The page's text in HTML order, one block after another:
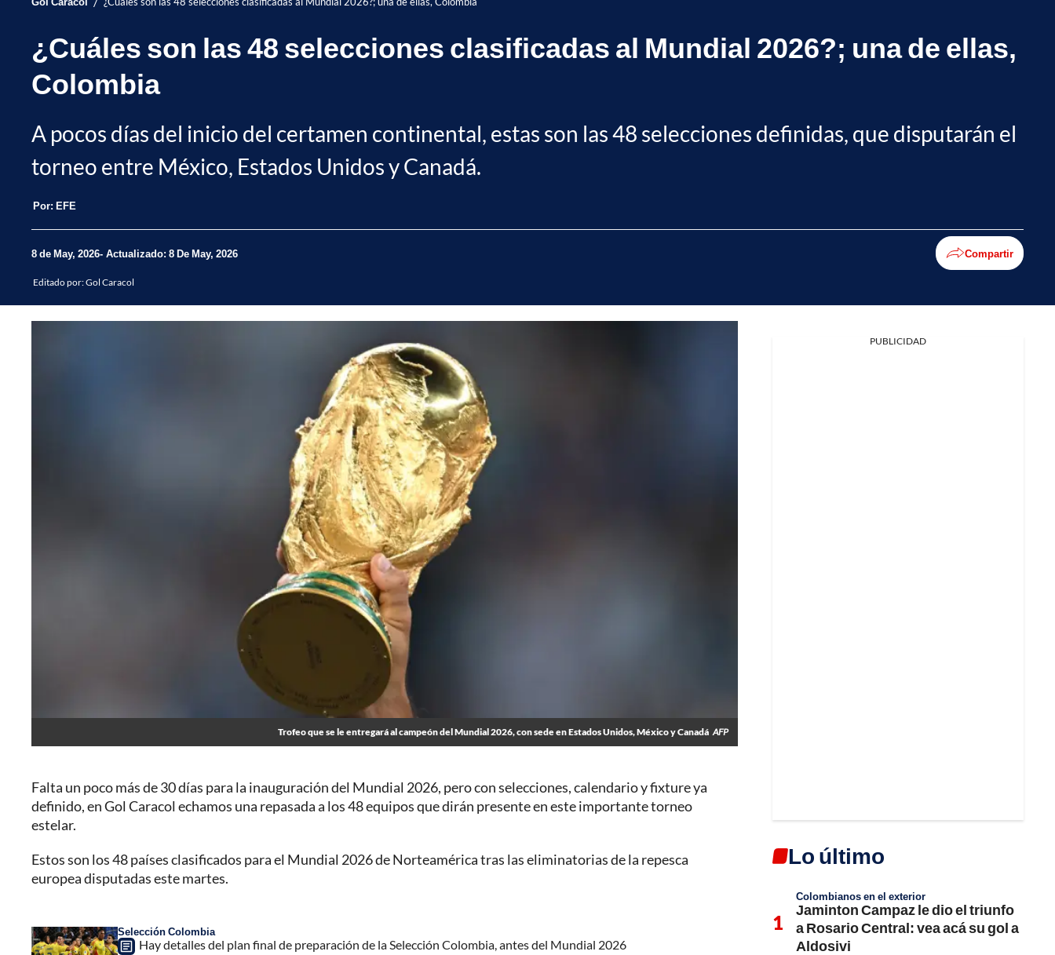
¿Cuáles son las 48 selecciones clasificadas al Mundial 2026?; una de ellas,
Colombia
A pocos días del inicio del certamen continental, estas son las 48 selecciones definidas, que disputarán el
torneo entre México, Estados Unidos y Canadá.
Por: EFE
8 de May, 2026 Actualizado: 8 De May, 2026 Compartir
Editado por:Gol Caracol
Trofeo que se le entregará al campeón del Mundial 2026, con sede en Estados Unidos, México y Canadá AFP
Falta un poco más de 30 días para la inauguración del Mundial 2026, pero con selecciones, calendario y fixture ya
definido, en Gol Caracol echamos una repasada a los 48 equipos que dirán presente en este importante torneo
estelar.
Estos son los 48 países clasificados para el Mundial 2026 de Norteamérica tras las eliminatorias de la repesca
europea disputadas este martes.
Selección Colombia
Hay detalles del plan final de preparación de la Selección Colombia, antes del Mundial 2026
PUBLICIDAD
Lo último
Colombianos en el exterior
Jaminton Campaz le dio el triunfo
a Rosario Central: vea acá su gol a
Aldosivi